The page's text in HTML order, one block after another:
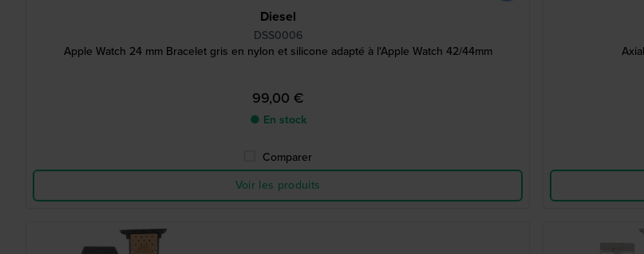
Diesel
DSS0006
Apple Watch 24 mm Bracelet gris en nylon et silicone adapté à l'Apple Watch 42/44mm
99,00 €
● En stock
Comparer
Voir les produits